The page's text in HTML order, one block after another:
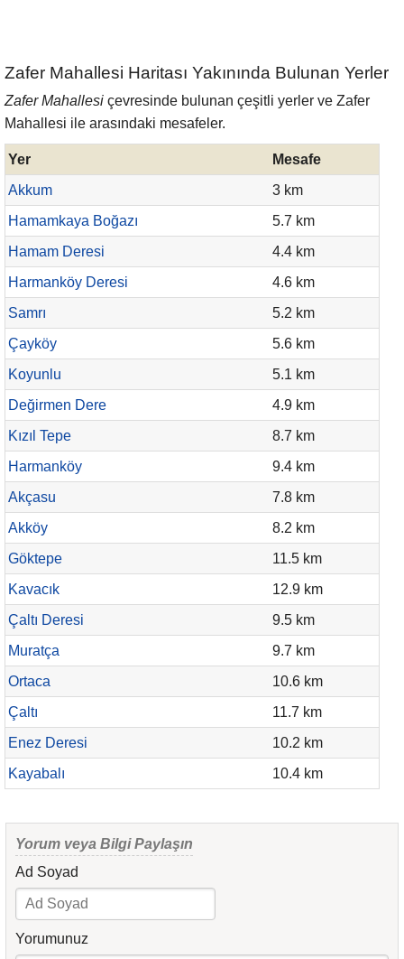
Zafer Mahallesi Haritası Yakınında Bulunan Yerler
Zafer Mahallesi çevresinde bulunan çeşitli yerler ve Zafer
Mahallesi ile arasındaki mesafeler.
Yer
Mesafe
Akkum
3 km
Hamamkaya Boğazı
5.7 km
Hamam Deresi
4.4 km
Harmanköy Deresi
4.6 km
Samrı
5.2 km
Çayköy
5.6 km
Koyunlu
5.1 km
Değirmen Dere
4.9 km
Kızıl Tepe
8.7 km
Harmanköy
9.4 km
Akçasu
7.8 km
Akköy
8.2 km
Göktepe
11.5 km
Kavacık
12.9 km
Çaltı Deresi
9.5 km
Muratça
9.7 km
Ortaca
10.6 km
Çaltı
11.7 km
Enez Deresi
10.2 km
Kayabalı
10.4 km
Yorum veya Bilgi Paylaşın
Ad Soyad
Yorumunuz